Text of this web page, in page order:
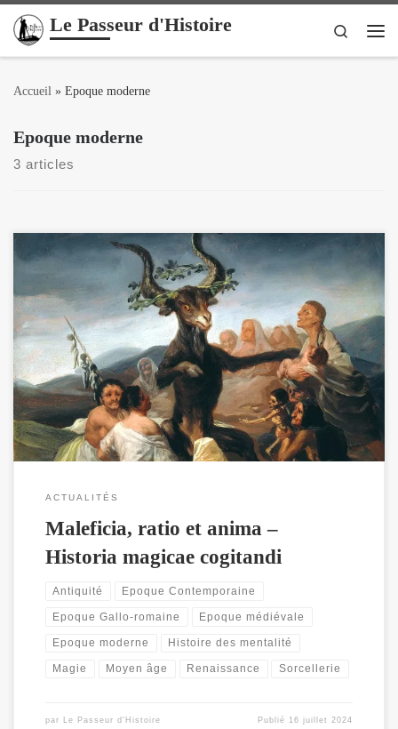
Passer au contenu
Le Passeur d'Histoire
Search
Accueil » Epoque moderne
Epoque moderne
3 articles
Sorcellerie, raison et âme - Une histoire de la pensée magique
ACTUALITÉS
Maleficia, ratio et anima –
Historia magicae cogitandi
Antiquité Epoque Contemporaine
Epoque Gallo-romaine Epoque médiévale
Epoque moderne Histoire des mentalité
Magie Moyen âge Renaissance Sorcellerie
par Le Passeur d'Histoire Publié 16 juillet 2024